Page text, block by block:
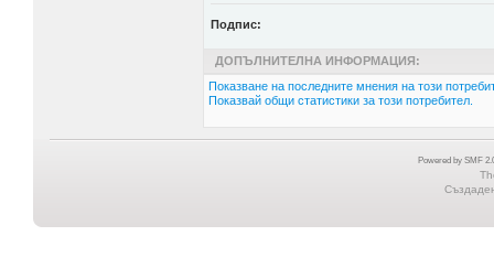
Подпис:
ДОПЪЛНИТЕЛНА ИНФОРМАЦИЯ:
Показване на последните мнения на този
Показвай общи статистики за този потребител.
Powered by SMF